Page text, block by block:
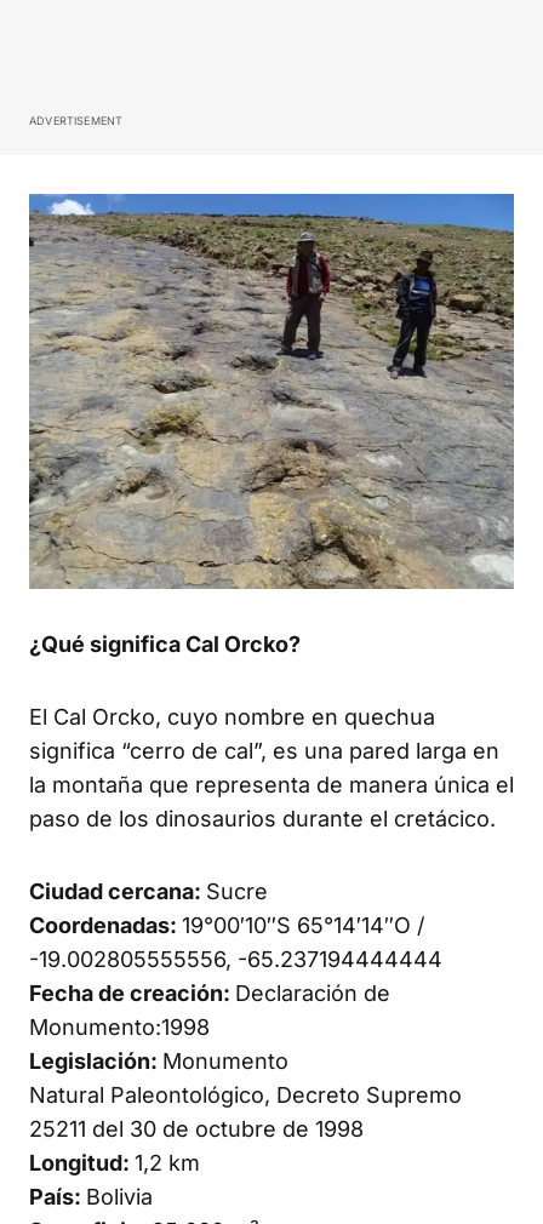
ADVERTISEMENT
¿Qué significa Cal Orcko?
El Cal Orcko, cuyo nombre en quechua
significa “cerro de cal”, es una pared larga en
la montaña que representa de manera única el
paso de los dinosaurios durante el cretácico.
Ciudad cercana: Sucre
Coordenadas: 19°00′10″S 65°14′14″O /
-19.002805555556, -65.237194444444
Fecha de creación: Declaración de
Monumento:1998
Legislación: Monumento
Natural Paleontológico, Decreto Supremo
25211 del 30 de octubre de 1998
Longitud: 1,2 km
País: Bolivia